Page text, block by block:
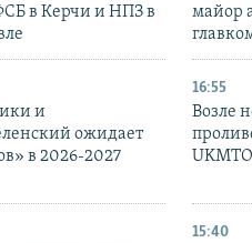
в Керчи и НПЗ в
майор
и
ожидает
в 2026-2027
16:55
Возле
UKMTO
15:40